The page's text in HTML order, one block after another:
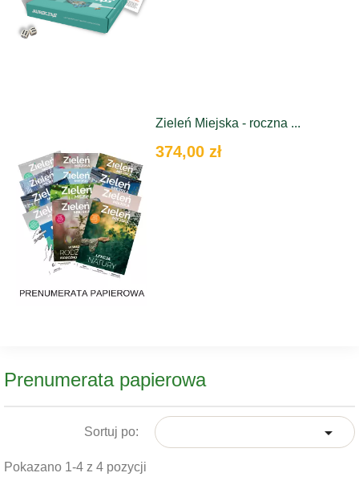
Zieleń Miejska - roczna ...
374,00 zł
Prenumerata papierowa
Sortuj po: 
Pokazano 1-4 z 4 pozycji